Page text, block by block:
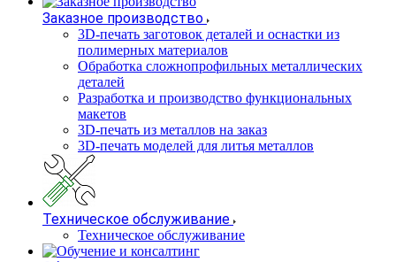
Заказное производство
3D-печать заготовок деталей и оснастки из
полимерных материалов
Обработка сложнопрофильных металлических
деталей
Разработка и производство функциональных
макетов
3D-печать из металлов на заказ
3D-печать моделей для литья металлов
Техническое обслуживание
Техническое обслуживание